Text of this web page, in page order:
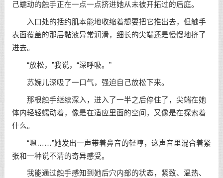
己蠕动的触手正在一点一点挤进她从未被开拓过的后庭。
入口处的括约肌本能地收缩着想要把它推出去，但触手
表面覆盖的那层黏液异常润滑，细长的尖端还是慢慢地挤了
进去。
“放松，”我说，“深呼吸。”
苏婉儿深吸了一口气，强迫自己放松下来。
那根触手继续深入，进入了一半之后停住了，尖端在她
体内轻轻蠕动着，像是在适应里面的空间，又像是在探索着
什么。
“嗯……”她发出一声带着鼻音的轻哼，这声音里混合着紧
张和一种说不清的奇异感受。
我能通过触手感知到她后穴内部的状态，紧致、温热、